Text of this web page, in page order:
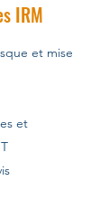
IRM
et mise
et